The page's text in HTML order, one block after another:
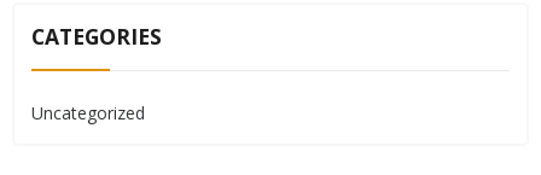
CATEGORIES
Uncategorized